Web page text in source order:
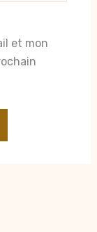
et mon